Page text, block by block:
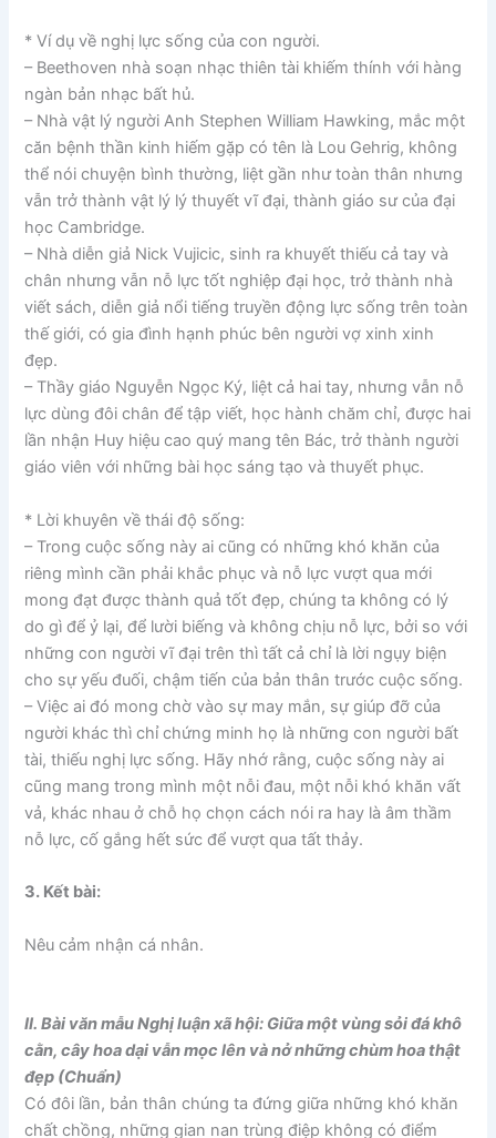
* Ví dụ về nghị lực sống của con người.
– Beethoven nhà soạn nhạc thiên tài khiếm thính với hàng
ngàn bản nhạc bất hủ.
– Nhà vật lý người Anh Stephen William Hawking, mắc một
căn bệnh thần kinh hiếm gặp có tên là Lou Gehrig, không
thể nói chuyện bình thường, liệt gần như toàn thân nhưng
vẫn trở thành vật lý lý thuyết vĩ đại, thành giáo sư của đại
học Cambridge.
– Nhà diễn giả Nick Vujicic, sinh ra khuyết thiếu cả tay và
chân nhưng vẫn nỗ lực tốt nghiệp đại học, trở thành nhà
viết sách, diễn giả nổi tiếng truyền động lực sống trên toàn
thế giới, có gia đình hạnh phúc bên người vợ xinh xinh
đẹp.
– Thầy giáo Nguyễn Ngọc Ký, liệt cả hai tay, nhưng vẫn nỗ
lực dùng đôi chân để tập viết, học hành chăm chỉ, được hai
lần nhận Huy hiệu cao quý mang tên Bác, trở thành người
giáo viên với những bài học sáng tạo và thuyết phục.
* Lời khuyên về thái độ sống:
– Trong cuộc sống này ai cũng có những khó khăn của
riêng mình cần phải khắc phục và nỗ lực vượt qua mới
mong đạt được thành quả tốt đẹp, chúng ta không có lý
do gì để ỷ lại, để lười biếng và không chịu nỗ lực, bởi so với
những con người vĩ đại trên thì tất cả chỉ là lời ngụy biện
cho sự yếu đuối, chậm tiến của bản thân trước cuộc sống.
– Việc ai đó mong chờ vào sự may mắn, sự giúp đỡ của
người khác thì chỉ chứng minh họ là những con người bất
tài, thiếu nghị lực sống. Hãy nhớ rằng, cuộc sống này ai
cũng mang trong mình một nỗi đau, một nỗi khó khăn vất
vả, khác nhau ở chỗ họ chọn cách nói ra hay là âm thầm
nỗ lực, cố gắng hết sức để vượt qua tất thảy.
3. Kết bài:
Nêu cảm nhận cá nhân.
II. Bài văn mẫu Nghị luận xã hội: Giữa một vùng sỏi đá khô
cằn, cây hoa dại vẫn mọc lên và nở những chùm hoa thật
đẹp (Chuẩn)
Có đôi lần, bản thân chúng ta đứng giữa những khó khăn
chất chồng, những gian nan trùng điệp không có điểm